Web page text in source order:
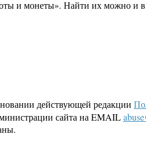
и монеты». Найти их можно
действующей редакции
сайта на EMAIL